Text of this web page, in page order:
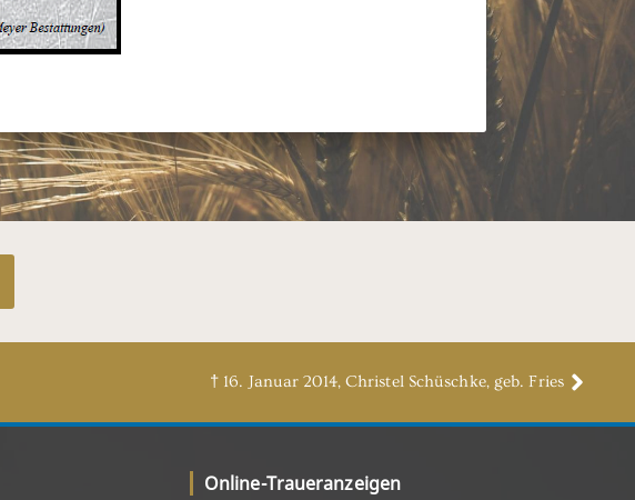
† 16. Januar 2014, Christel Schüschke, geb. Fries
Online-Traueranzeigen